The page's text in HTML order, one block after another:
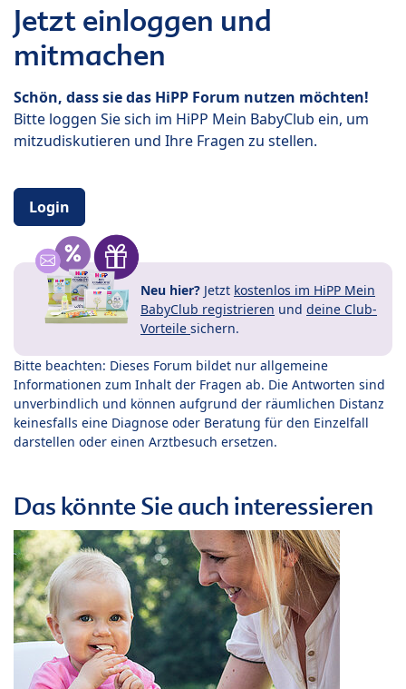
Jetzt einloggen und
mitmachen
Schön, dass sie das HiPP Forum nutzen möchten!
Bitte loggen Sie sich im HiPP Mein BabyClub ein, um
mitzudiskutieren und Ihre Fragen zu stellen.
Login
Neu hier? Jetzt kostenlos im HiPP Mein
BabyClub registrieren und deine Club-
Vorteile sichern.
Bitte beachten: Dieses Forum bildet nur allgemeine
Informationen zum Inhalt der Fragen ab. Die Antworten sind
unverbindlich und können aufgrund der räumlichen Distanz
keinesfalls eine Diagnose oder Beratung für den Einzelfall
darstellen oder einen Arztbesuch ersetzen.
Das könnte Sie auch interessieren